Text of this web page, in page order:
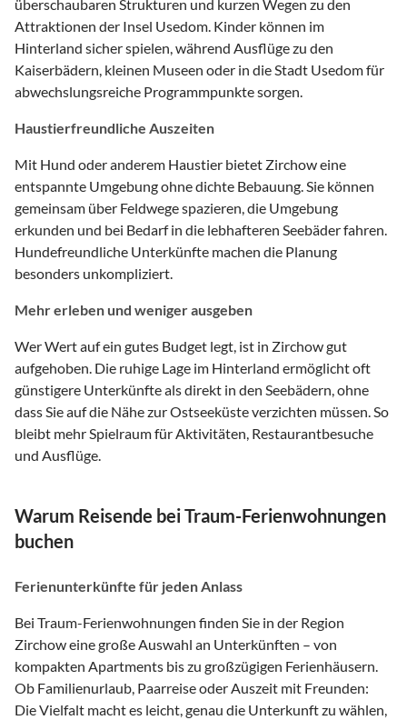
überschaubaren Strukturen und kurzen Wegen zu den
Attraktionen der Insel Usedom. Kinder können im
Hinterland sicher spielen, während Ausflüge zu den
Kaiserbädern, kleinen Museen oder in die Stadt Usedom für
abwechslungsreiche Programmpunkte sorgen.
Haustierfreundliche Auszeiten
Mit Hund oder anderem Haustier bietet Zirchow eine
entspannte Umgebung ohne dichte Bebauung. Sie können
gemeinsam über Feldwege spazieren, die Umgebung
erkunden und bei Bedarf in die lebhafteren Seebäder fahren.
Hundefreundliche Unterkünfte machen die Planung
besonders unkompliziert.
Mehr erleben und weniger ausgeben
Wer Wert auf ein gutes Budget legt, ist in Zirchow gut
aufgehoben. Die ruhige Lage im Hinterland ermöglicht oft
günstigere Unterkünfte als direkt in den Seebädern, ohne
dass Sie auf die Nähe zur Ostseeküste verzichten müssen. So
bleibt mehr Spielraum für Aktivitäten, Restaurantbesuche
und Ausflüge.
Warum Reisende bei Traum-Ferienwohnungen
buchen
Ferienunterkünfte für jeden Anlass
Bei Traum-Ferienwohnungen finden Sie in der Region
Zirchow eine große Auswahl an Unterkünften – von
kompakten Apartments bis zu großzügigen Ferienhäusern.
Ob Familienurlaub, Paarreise oder Auszeit mit Freunden:
Die Vielfalt macht es leicht, genau die Unterkunft zu wählen,